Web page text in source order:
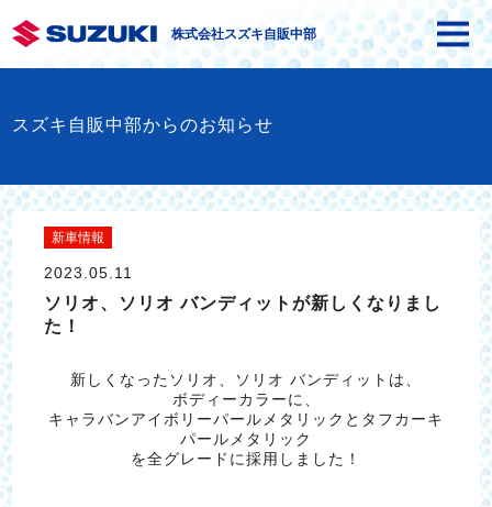
株式会社スズキ自販中部
スズキ自販中部からのお知らせ
新車情報
2023.05.11
ソリオ、ソリオ バンディットが新しくなりまし
た！
新しくなったソリオ、ソリオ バンディットは、
ボディーカラーに、
キャラバンアイボリーパールメタリックとタフカーキ
パールメタリック
を全グレードに採用しました！